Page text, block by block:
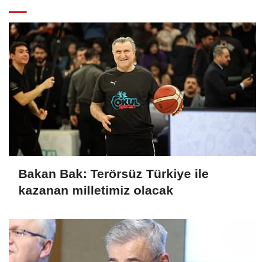
Bakan Bak: Terörsüz Türkiye ile
kazanan milletimiz olacak